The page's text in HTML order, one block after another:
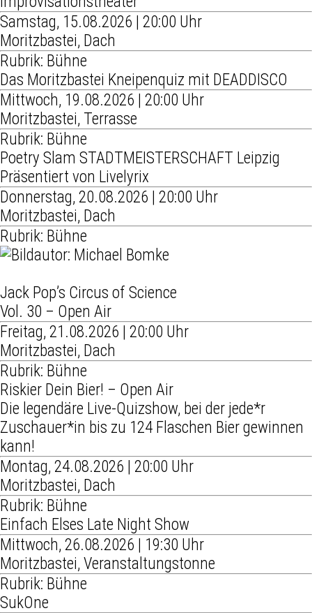
Samstag, 15.08.2026 | 20:00 Uhr
Moritzbastei, Dach
Rubrik: Bühne
Das Moritzbastei Kneipenquiz mit DEADDISCO
Mittwoch, 19.08.2026 | 20:00 Uhr
Moritzbastei, Terrasse
Rubrik: Bühne
Poetry Slam STADTMEISTERSCHAFT Leipzig
Präsentiert von Livelyrix
Donnerstag, 20.08.2026 | 20:00 Uhr
Moritzbastei, Dach
Rubrik: Bühne
Jack Pop’s Circus of Science
Vol. 30 – Open Air
Freitag, 21.08.2026 | 20:00 Uhr
Moritzbastei, Dach
Rubrik: Bühne
Riskier Dein Bier! – Open Air
Die legendäre Live-Quizshow, bei der jede*r
Zuschauer*in bis zu 124 Flaschen Bier gewinnen
kann!
Montag, 24.08.2026 | 20:00 Uhr
Moritzbastei, Dach
Rubrik: Bühne
Einfach Elses Late Night Show
Mittwoch, 26.08.2026 | 19:30 Uhr
Moritzbastei, Veranstaltungstonne
Rubrik: Bühne
SukOne